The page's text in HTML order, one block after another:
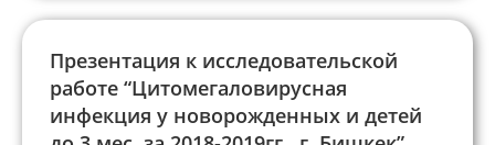
Презентация к исследовательской
работе “Цитомегаловирусная
инфекция у новорожденных и детей